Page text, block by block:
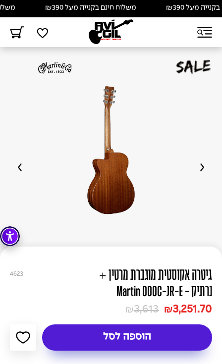
מעל ₪390 משלוח חינם בקנייה מעל ₪390 משלוח
4623
גיטרה אקוסטית מוגברת מרטין +
נרתיק - Martin 000C-JR-E
₪3,613 ₪3,251.70
הוספה לסל